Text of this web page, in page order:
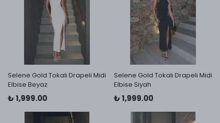
Selene Gold Tokalı Drapeli Midi
Elbise Beyaz
₺ 1,999.00
Selene Gold Tokalı Drapeli Midi
Elbise Siyah
₺ 1,999.00